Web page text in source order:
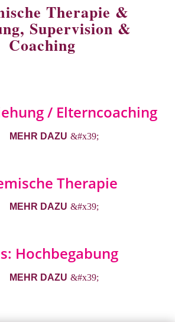
Therapie &
Supervision &
Coaching
/ Elterncoaching
MEHR DAZU
Therapie
MEHR DAZU
Hochbegabung
MEHR DAZU